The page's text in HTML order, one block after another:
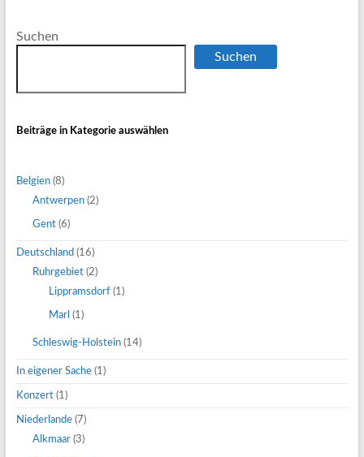
Suchen
Suchen
Beiträge in Kategorie auswählen
Belgien(8)
Antwerpen(2)
Gent(6)
Deutschland (16)
Ruhrgebiet(2)
Lippramsdorf(1)
Marl (1)
Schleswig-Holstein(14)
In eigener Sache(1)
Konzert(1)
Niederlande(7)
Alkmaar(3)